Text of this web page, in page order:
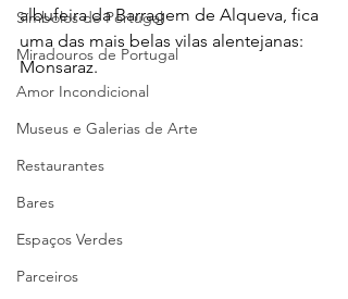
Símbolos de Portugal
Miradouros de Portugal
Amor Incondicional
Museus e Galerias de Arte
Restaurantes
Bares
Espaços Verdes
Parceiros
albufeira da Barragem de Alqueva, fica
uma das mais belas vilas alentejanas:
Monsaraz.